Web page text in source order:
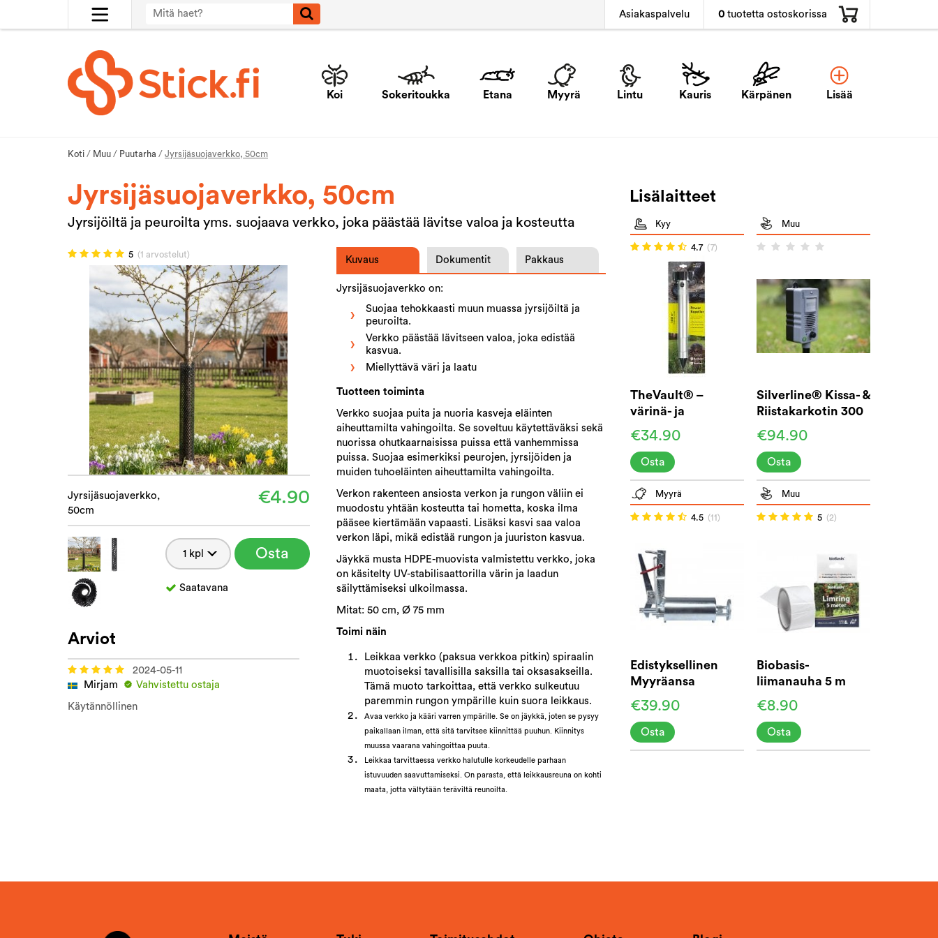
Asiakaspalvelu 0 tuotetta ostoskorissa
Koi Sokeritoukka Etana Myyrä Lintu Kauris Kärpänen Lisää
Koti / Muu / Puutarha / Jyrsijäsuojaverkko, 50cm
Jyrsijäsuojaverkko, 50cm
Jyrsijöiltä ja peuroilta yms. suojaava verkko, joka päästää lävitse valoa ja kosteutta
5 (1 arvostelut)
Jyrsijäsuojaverkko,
50cm
€4.90
Osta
Saatavana
Kuvaus Dokumentit Pakkaus
Jyrsijäsuojaverkko on:
Suojaa tehokkaasti muun muassa jyrsijöiltä ja
peuroilta.
Verkko päästää lävitseen valoa, joka edistää
kasvua.
Miellyttävä väri ja laatu
Tuotteen toiminta
Verkko suojaa puita ja nuoria kasveja eläinten
aiheuttamilta vahingoilta. Se soveltuu käytettäväksi sekä
nuorissa ohutkaarnaisissa puissa että vanhemmissa
puissa. Suojaa esimerkiksi peurojen, jyrsijöiden ja
muiden tuhoeläinten aiheuttamilta vahingoilta.
Verkon rakenteen ansiosta verkon ja rungon väliin ei
muodostu yhtään kosteutta tai hometta, koska ilma
pääsee kiertämään vapaasti. Lisäksi kasvi saa valoa
verkon läpi, mikä edistää rungon ja juuriston kasvua.
Jäykkä musta HDPE-muovista valmistettu verkko, joka
on käsitelty UV-stabilisaattorilla värin ja laadun
säilyttämiseksi ulkoilmassa.
Mitat: 50 cm, Ø 75 mm
Toimi näin
Leikkaa verkko (paksua verkkoa pitkin) spiraalin
muotoiseksi tavallisilla saksilla tai oksasakseilla.
Tämä muoto tarkoittaa, että verkko sulkeutuu
paremmin rungon ympärille kuin suora leikkaus.
Avaa verkko ja kääri varren ympärille. Se on jäykkä, joten se pysyy
paikallaan ilman, että sitä tarvitsee kiinnittää puuhun. Kiinnitys
muussa vaarana vahingoittaa puuta.
Leikkaa tarvittaessa verkko halutulle korkeudelle parhaan
istuvuuden saavuttamiseksi. On parasta, että leikkausreuna on kohti
maata, jotta vältytään teräviltä reunoilta.
Arviot
2024-05-11
Mirjam
Vahvistettu ostaja
Käytännöllinen
Lisälaitteet
Kyy
4.7 (7)
TheVault® –
värinä- ja
äänikarkotin
€34.90
Osta
Muu
Silverline® Kissa- &
Riistakarkotin 300
€94.90
Osta
Myyrä
4.5 (11)
Edistyksellinen
Myyräansa
€39.90
Osta
Muu
5 (2)
Biobasis-
liimanauha 5 m
€8.90
Osta